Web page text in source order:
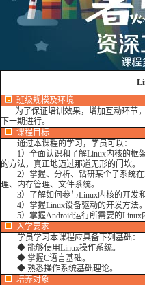
班级规模及环境
为了保证培训效果，增加互动环节，
下一期进行。
课程目标
通过本课程的学习，学员可以：
1）全面认识和了解Linux内核的框架
的方法，真正地迈过那道无形的门坎。
2）掌握、分析、钻研某个子系统在
理、内存管理、文件系统。
3）了解如何参与Linux内核的开发
4）掌握Linux设备驱动的开发方法
5）掌握Android运行所需要的Linux
入学要求
学员学习本课程应具备下列基础：
◆ 能够使用Linux操作系统。
◆ 掌握C语言基础。
◆ 熟悉操作系统基础理论。
培养对象